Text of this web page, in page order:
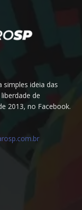
simples ideia das
de
2013, no Facebook.